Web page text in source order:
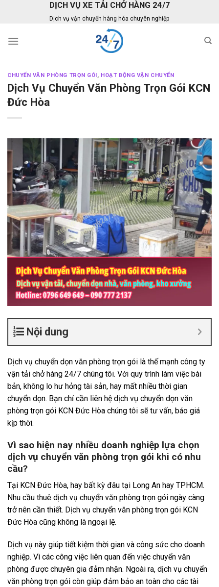
DỊCH VỤ XE TẢI CHỞ HÀNG 24/7
Dịch vụ vận chuyển hàng hóa chuyên nghiệp
CHUYỂN VĂN PHÒNG TRỌN GÓI , HOẠT ĐỘNG VẬN CHUYỂN
Dịch Vụ Chuyển Văn Phòng Trọn Gói KCN
Đức Hòa
Nội dung
Dịch vụ chuyển dọn văn phòng trọn gói là thế mạnh công ty
vận tải chở hàng 24/7 chúng tôi. Với quy trình làm việc bài
bản, không lo hư hỏng tài sản, hay mất nhiều thời gian
chuyển dọn. Bạn chỉ cần liên hệ dịch vụ chuyển dọn văn
phòng trọn gói KCN Đức Hòa chúng tôi sẽ tư vấn, báo giá
kịp thời.
Vì sao hiện nay nhiều doanh nghiệp lựa chọn
dịch vụ chuyển văn phòng trọn gói khi có nhu
cầu?
Tại KCN Đức Hòa, hay bất kỳ đâu tại Long An hay TPHCM.
Nhu cầu thuê dịch vụ chuyển văn phòng trọn gói ngày càng
trở nên cần thiết. Dịch vụ chuyển văn phòng trọn gói KCN
Đức Hòa cũng không là ngoại lệ.
Dịch vụ này giúp tiết kiệm thời gian và công sức cho doanh
nghiệp. Vì các công việc liên quan đến việc chuyển văn
phòng được chuyên gia đảm nhận. Ngoài ra, dịch vụ chuyển
văn phòng trọn gói còn giúp đảm bảo an toàn cho các tài